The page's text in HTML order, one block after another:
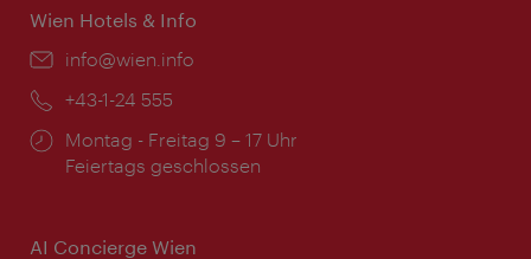
Wien Hotels & Info
Email:
info@wien.info
Telefon:
+43-1-24 555
Öffnungszeiten:
Montag - Freitag 9 – 17 Uhr
Feiertags geschlossen
AI Concierge Wien